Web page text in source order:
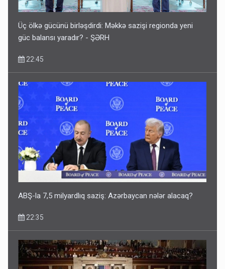
Üç ölkə gücünü birləşdirdi: Məkkə sazişi regionda yeni
güc balansı yaradır? - ŞƏRH
22:45
ABŞ-la 7,5 milyardlıq saziş: Azərbaycan nələr alacaq?
22:35